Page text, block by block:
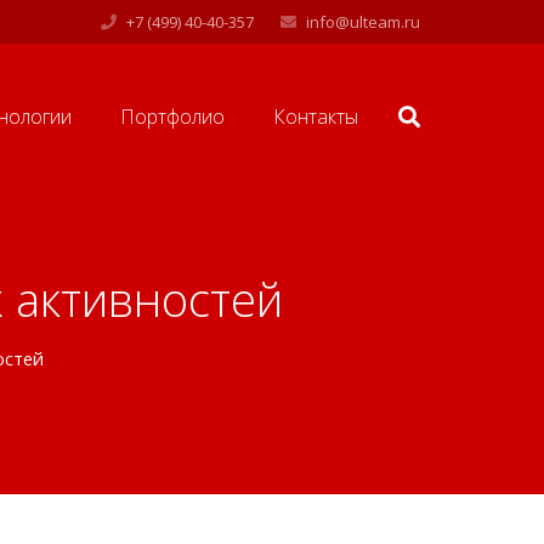
+7 (499) 40-40-357 info@ulteam.ru
Портфолио Контакты